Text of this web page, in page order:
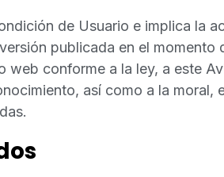
de Usuario e implica la
publicada en el momento
web conforme a la ley, a este
así como a la moral,